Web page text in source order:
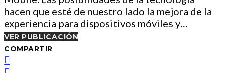
hacen que esté de nuestro lado la mejora de la
experiencia para dispositivos móviles y…
VER PUBLICACIÓN
COMPARTIR